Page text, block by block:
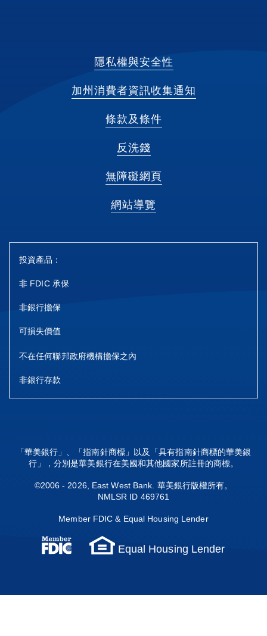
隱私權與安全性
加州消費者資訊收集通知
條款及條件
反洗錢
無障礙網頁
網站導覽
投資產品：
非 FDIC 承保
非銀行擔保
可損失價值
不在任何聯邦政府機構擔保之內
非銀行存款
「華美銀行」、「指南針商標」以及「具有指南針商標的華美銀
行」，分別是華美銀行在美國和其他國家所註冊的商標。
©2006 - 2026, East West Bank. 華美銀行版權所有。
NMLSR ID 469761
Member FDIC & Equal Housing Lender
Equal Housing Lender